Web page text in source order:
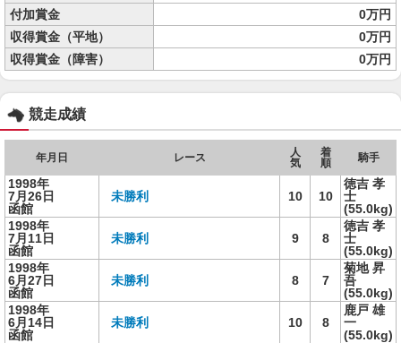
付加賞金
0万円
収得賞金（平地）
0万円
収得賞金（障害）
0万円
競走成績
年月日 レース
人
気
着
順
騎手
1998年
7月26日
函館
未勝利 10 10
徳吉 孝
士
(55.0kg)
1998年
7月11日
函館
未勝利 9 8
徳吉 孝
士
(55.0kg)
1998年
6月27日
函館
未勝利 8 7
菊地 昇
吾
(55.0kg)
1998年
6月14日
函館
未勝利 10 8
鹿戸 雄
一
(55.0kg)